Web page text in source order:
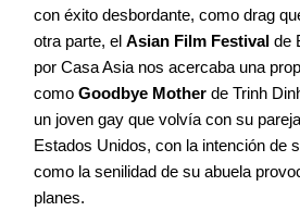
con éxito desbordante, como drag
otra parte, el Asian Film Festival de
por Casa Asia nos acercaba una
como Goodbye Mother de Trinh
un joven gay que volvía con su
Estados Unidos, con la intención de
como la senilidad de su abuela
planes.